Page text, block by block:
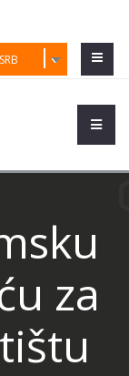
SRB
za